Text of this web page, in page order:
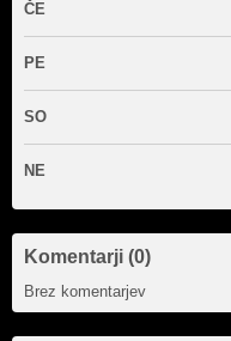
ČE
PE
SO
NE
Komentarji (0)
Brez komentarjev